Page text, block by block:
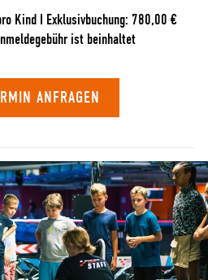
Kind I Exklusivbuchung: 780,00 €
ist beinhaltet
ANFRAGEN